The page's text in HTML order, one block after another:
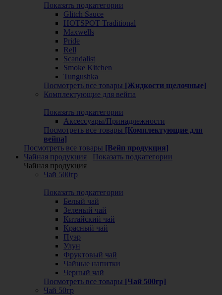
Показать подкатегории
Glitch Sauce
HOTSPOT Traditional
Maxwells
Pride
Rell
Scandalist
Smoke Kitchen
Tungushka
Посмотреть все товары [Жидкости щелочные]
Комплектующие для вейпа
Показать подкатегории
Аксессуары/Принадлежности
Посмотреть все товары [Комплектующие для
вейпа]
Посмотреть все товары [Вейп продукция]
Чайная продукция
Показать подкатегории
Чайная продукция
Чай 500гр
Показать подкатегории
Белый чай
Зеленый чай
Китайский чай
Красный чай
Пуэр
Улун
Фруктовый чай
Чайные напитки
Черный чай
Посмотреть все товары [Чай 500гр]
Чай 50гр